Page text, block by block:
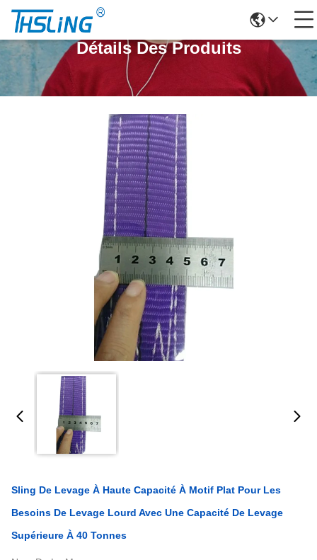
Détails Des Produits
Sling De Levage À Haute Capacité À Motif Plat Pour Les
Besoins De Levage Lourd Avec Une Capacité De Levage
Supérieure À 40 Tonnes